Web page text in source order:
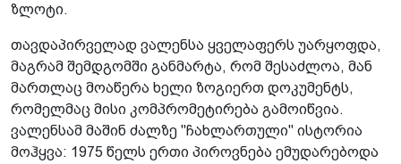
ზლოტი.
თავდაპირველად ვალენსა ყველაფერს უარყოფდა,
მაგრამ შემდგომში განმარტა, რომ შესაძლოა, მან
მართლაც მოაწერა ხელი ზოგიერთ დოკუმენტს,
რომელმაც მისი კომპრომეტირება გამოიწვია.
ვალენსამ მაშინ ძალზე "ჩახლართული" ისტორია
მოჰყვა: 1975 წელს ერთი პიროვნება ემუდარებოდა